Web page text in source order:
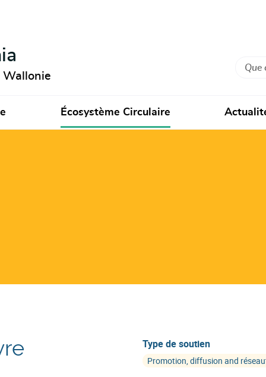
Wallonie
Écosystème Circulaire
Type de soutien
Promotion, diffusion and